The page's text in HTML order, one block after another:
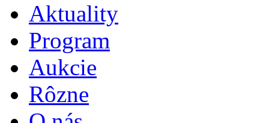
Aktuality
Program
Aukcie
Rôzne